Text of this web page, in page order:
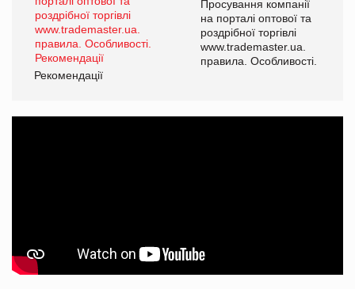
Просування компанії
на порталі оптової та
роздрібної торгівлі
www.trademaster.ua.
правила. Особливості.
Рекомендації